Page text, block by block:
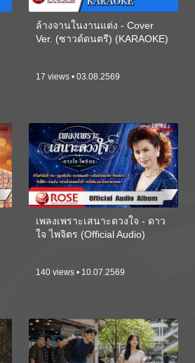
ล้างจานในงานแต่ง - Cover
Ver. (ซาวด์ดนตรี) (KARAOKE)
17 views • 03.08.2569
เพลงเพราะเสนาะดวงใจ - ดาว
ใจ ไพจิตร (Official Audio)
140 views • 10.07.2569